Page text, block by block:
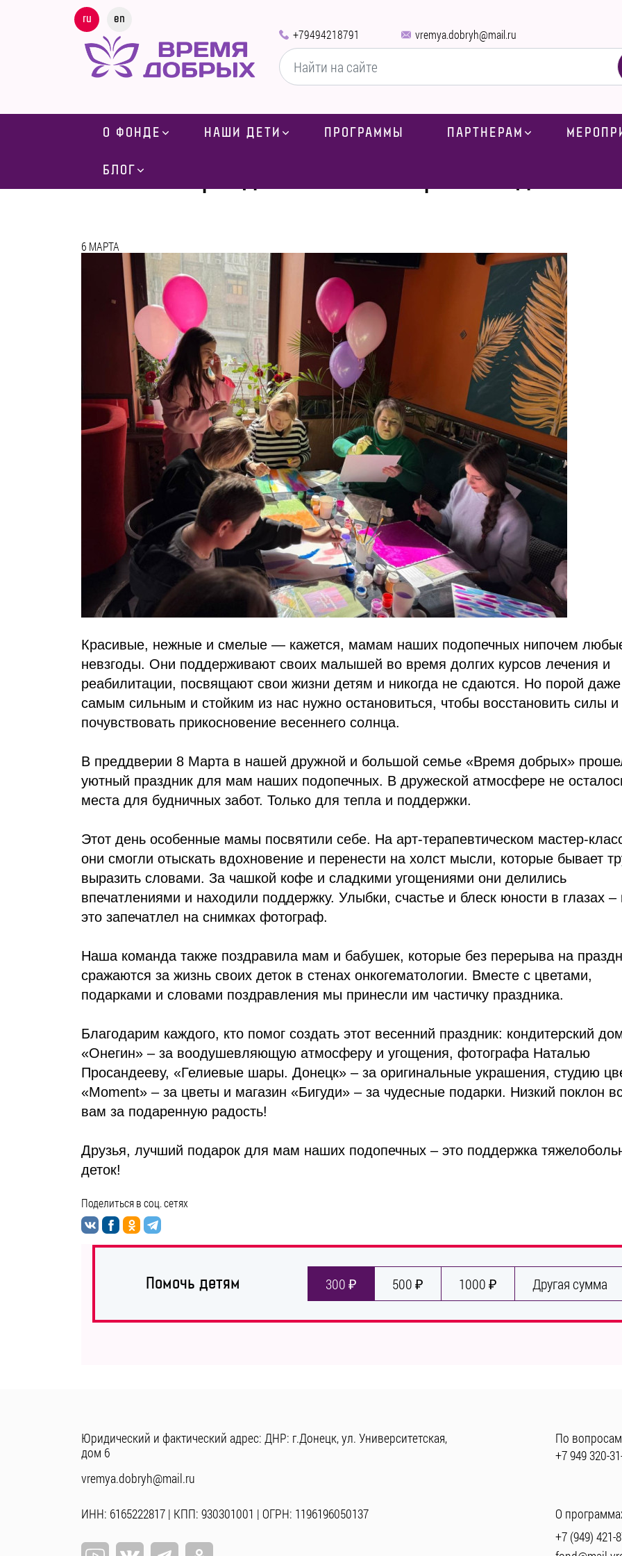
ru en
+79494218791 vremya.dobryh@mail.ru
О ФОНДЕ НАШИ ДЕТИ ПРОГРАММЫ ПАРТНЕРАМ
БЛОГ
6 МАРТА
Красивые, нежные и смелые — кажется, мамам наших подопечных нипочем
невзгоды. Они поддерживают своих малышей во время долгих курсов лечения и
реабилитации, посвящают свои жизни детям и никогда не сдаются. Но порой даже
самым сильным и стойким из нас нужно остановиться, чтобы восстановить силы и
почувствовать прикосновение весеннего солнца.
В преддверии 8 Марта в нашей дружной и большой семье «Время добрых»
уютный праздник для мам наших подопечных. В дружеской атмосфере не
места для будничных забот. Только для тепла и поддержки.
Этот день особенные мамы посвятили себе. На арт-терапевтическом мастер-
они смогли отыскать вдохновение и перенести на холст мысли, которые бывает
выразить словами. За чашкой кофе и сладкими угощениями они делились
впечатлениями и находили поддержку. Улыбки, счастье и блеск юности в глазах –
это запечатлел на снимках фотограф.
Наша команда также поздравила мам и бабушек, которые без перерыва на
сражаются за жизнь своих деток в стенах онкогематологии. Вместе с цветами,
подарками и словами поздравления мы принесли им частичку праздника.
Благодарим каждого, кто помог создать этот весенний праздник: кондитерский
«Онегин» – за воодушевляющую атмосферу и угощения, фотографа Наталью
Просандееву, «Гелиевые шары. Донецк» – за оригинальные украшения, студию
«Moment» – за цветы и магазин «Бигуди» – за чудесные подарки. Низкий поклон
вам за подаренную радость!
Друзья, лучший подарок для мам наших подопечных – это поддержка
деток!
Поделиться в соц. сетях
Помочь детям 300 ₽ 500 ₽ 1000 ₽ Другая сумма
Юридический и фактический адрес: ДНР: г.Донецк, ул. Университетская,
дом 6
vremya.dobryh@mail.ru
ИНН: 6165222817 | КПП: 930301001 | ОГРН: 1196196050137
По
+7 949 320-
О
+7 (949) 421-